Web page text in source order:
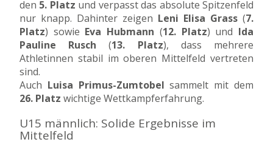
den 5. Platz und verpasst das absolute Spitzenfeld
nur knapp. Dahinter zeigen Leni Elisa Grass (7.
Platz) sowie Eva Hubmann (12. Platz) und Ida
Pauline Rusch (13. Platz), dass mehrere
Athletinnen stabil im oberen Mittelfeld vertreten
sind.
Auch Luisa Primus-Zumtobel sammelt mit dem
26. Platz wichtige Wettkampferfahrung.
U15 männlich: Solide Ergebnisse im
Mittelfeld